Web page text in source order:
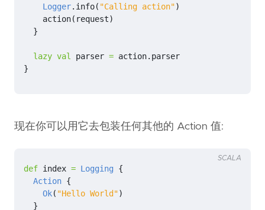
Logger. info( "Calling action")
action( request)
}
lazy val parser = action. parser
}
现在你可以用它去包装任何其他的 Action 值:
def index = Logging
{
Action {
Ok( "Hello World")
}
SCALA